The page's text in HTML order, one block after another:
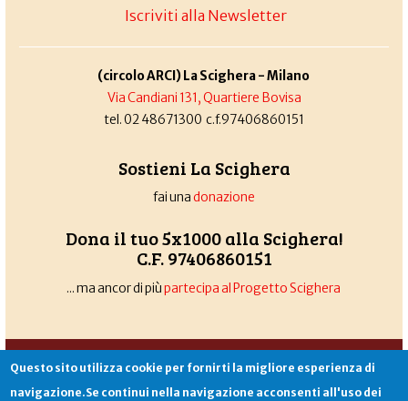
Iscriviti alla Newsletter
(circolo ARCI) La Scighera - Milano
Via Candiani 131, Quartiere Bovisa
tel. 02 48671300 c.f.97406860151
Sostieni La Scighera
fai unadonazione
Dona il tuo 5x1000 alla Scighera!
C.F. 97406860151
... ma ancor di piùpartecipa al Progetto Scighera
Questo sito utilizza cookie per fornirti la migliore esperienza di
navigazione.Se continui nella navigazione acconsenti all'uso dei